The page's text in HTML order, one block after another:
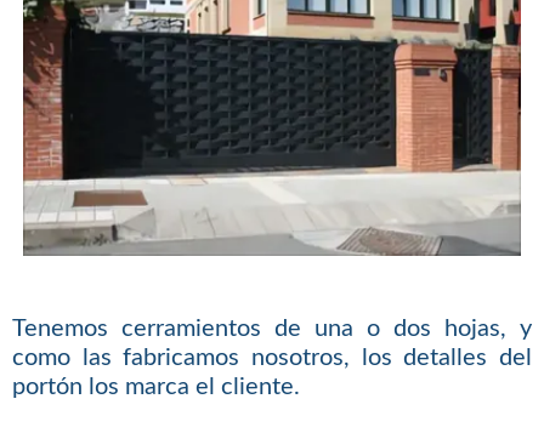
Tenemos cerramientos de una o dos hojas, y
como las fabricamos nosotros, los detalles del
portón los marca el cliente.